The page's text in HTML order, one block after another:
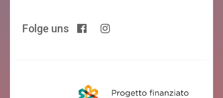
Folge uns